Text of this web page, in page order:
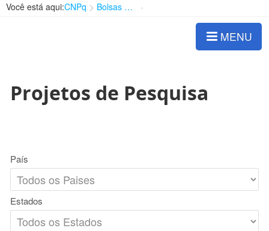
Você está aqui:CNPq Bolsas e Auxílios Vigentes
MENU
Projetos de Pesquisa
País
Estados